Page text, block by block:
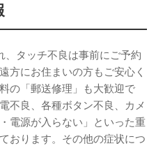
タッチ不良は事前にご予約
方にお住まいの方もご安心く
の「郵送修理」も大歓迎で
不良、各種ボタン不良、カメ
電源が入らない」といった重
おります。その他の症状につ